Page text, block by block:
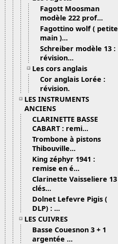
Fagott Moosman
modèle 222 prof...
Fagottino wolf ( petite
main )...
Schreiber modèle 13 :
révision...
Les cors anglais
Cor anglais Lorée :
révision.
LES INSTRUMENTS
ANCIENS
CLARINETTE BASSE
CABART : remi...
Trombone à pistons
Thibouville...
King zéphyr 1941 :
remise en é...
Clarinette Vaisseliere 13
clés...
Dolnet Lefevre Pigis (
DLP) : ...
LES CUIVRES
Basse Couesnon 3 + 1
argentée ...